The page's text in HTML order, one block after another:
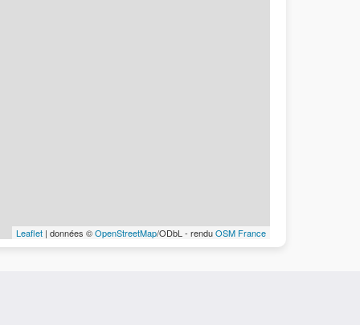
Leaflet | données ©OpenStreetMap/ODbL - renduOSM France